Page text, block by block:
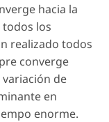
hacia la
los
realizado todos
converge
de
en
enorme.